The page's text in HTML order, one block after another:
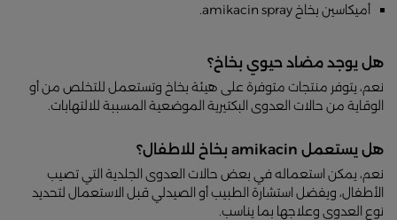
أميكاسين بخاخ amikacin spray.
هل يوجد مضاد حيوي بخاخ؟
نعم، يتوفر منتجات متوفرة على هيئة بخاخ وتستعمل للتخلص من أو
الوقاية من حالات العدوى البكتيرية الموضعية المسببة للالتهابات.
هل يستعمل amikacin بخاخ للاطفال؟
نعم، يمكن استعماله في بعض حالات العدوى الجلدية التي تصيب
الأطفال، ويفضل استشارة الطبيب أو الصيدلي قبل الاستعمال لتحديد
نوع العدوى وعلاجها بما يناسب.